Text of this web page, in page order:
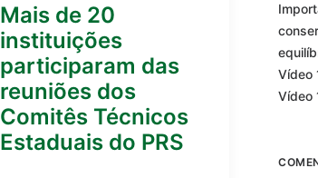
Mais de 20
instituições
participaram das
reuniões dos
Comitês Técnicos
Estaduais do PRS
Vídeo
Vídeo